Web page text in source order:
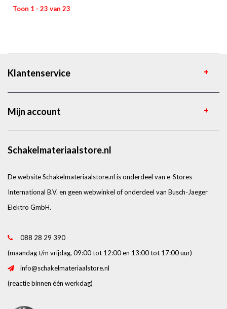
Toon 1 - 23 van 23
Klantenservice
Mijn account
Schakelmateriaalstore.nl
De website Schakelmateriaalstore.nl is onderdeel van e-Stores
International B.V. en geen webwinkel of onderdeel van Busch-Jaeger
Elektro GmbH.
088 28 29 390
(maandag t/m vrijdag, 09:00 tot 12:00 en 13:00 tot 17:00 uur)
info@schakelmateriaalstore.nl
(reactie binnen één werkdag)